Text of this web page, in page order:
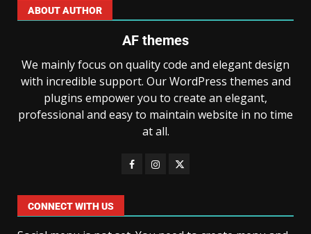
ABOUT AUTHOR
AF themes
We mainly focus on quality code and elegant design
with incredible support. Our WordPress themes and
plugins empower you to create an elegant,
professional and easy to maintain website in no time
at all.
CONNECT WITH US